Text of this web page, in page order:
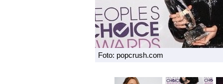
Foto: popcrush.com